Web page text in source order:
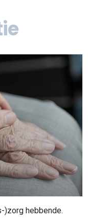
)zorg hebbende.